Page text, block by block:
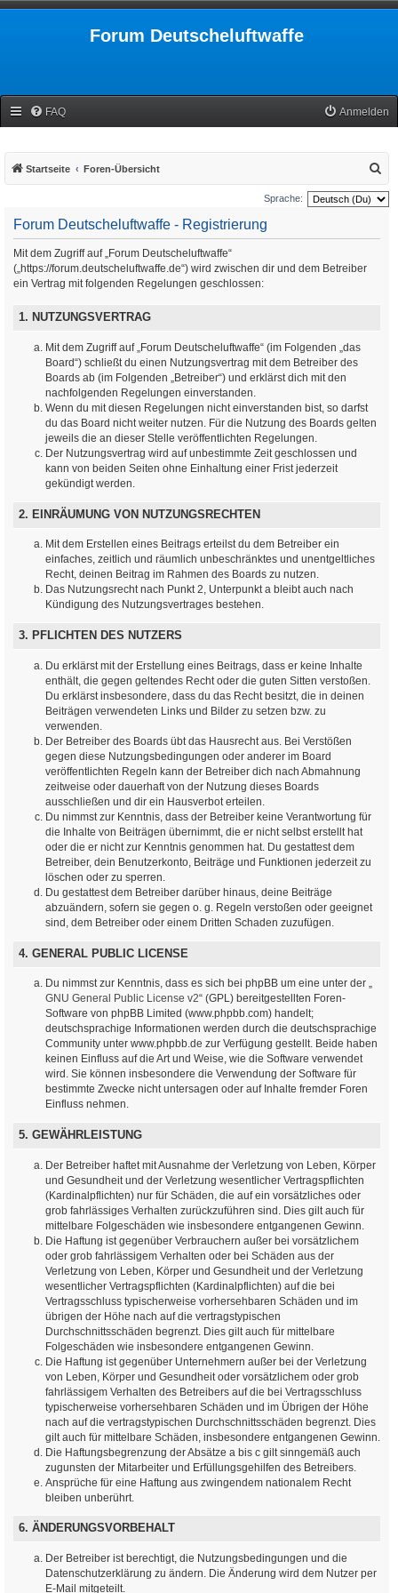
Forum Deutscheluftwaffe
FAQ Anmelden
Startseite Foren-Übersicht
u
c
Sprache:
Forum Deutscheluftwaffe - Registrierung
Mit dem Zugriff auf „Forum Deutscheluftwaffe“
(„https://forum.deutscheluftwaffe.de“) wird zwischen dir und dem Betreiber
ein Vertrag mit folgenden Regelungen geschlossen:
1. NUTZUNGSVERTRAG
Mit dem Zugriff auf „Forum Deutscheluftwaffe“ (im Folgenden „das
Board“) schließt du einen Nutzungsvertrag mit dem Betreiber des
Boards ab (im Folgenden „Betreiber“) und erklärst dich mit den
nachfolgenden Regelungen einverstanden.
Wenn du mit diesen Regelungen nicht einverstanden bist, so darfst
du das Board nicht weiter nutzen. Für die Nutzung des Boards gelten
jeweils die an dieser Stelle veröffentlichten Regelungen.
Der Nutzungsvertrag wird auf unbestimmte Zeit geschlossen und
kann von beiden Seiten ohne Einhaltung einer Frist jederzeit
gekündigt werden.
2. EINRÄUMUNG VON NUTZUNGSRECHTEN
Mit dem Erstellen eines Beitrags erteilst du dem Betreiber ein
einfaches, zeitlich und räumlich unbeschränktes und unentgeltliches
Recht, deinen Beitrag im Rahmen des Boards zu nutzen.
Das Nutzungsrecht nach Punkt 2, Unterpunkt a bleibt auch nach
Kündigung des Nutzungsvertrages bestehen.
3. PFLICHTEN DES NUTZERS
Du erklärst mit der Erstellung eines Beitrags, dass er keine Inhalte
enthält, die gegen geltendes Recht oder die guten Sitten verstoßen.
Du erklärst insbesondere, dass du das Recht besitzt, die in deinen
Beiträgen verwendeten Links und Bilder zu setzen bzw. zu
verwenden.
Der Betreiber des Boards übt das Hausrecht aus. Bei Verstößen
gegen diese Nutzungsbedingungen oder anderer im Board
veröffentlichten Regeln kann der Betreiber dich nach Abmahnung
zeitweise oder dauerhaft von der Nutzung dieses Boards
ausschließen und dir ein Hausverbot erteilen.
Du nimmst zur Kenntnis, dass der Betreiber keine Verantwortung für
die Inhalte von Beiträgen übernimmt, die er nicht selbst erstellt hat
oder die er nicht zur Kenntnis genommen hat. Du gestattest dem
Betreiber, dein Benutzerkonto, Beiträge und Funktionen jederzeit zu
löschen oder zu sperren.
Du gestattest dem Betreiber darüber hinaus, deine Beiträge
abzuändern, sofern sie gegen o. g. Regeln verstoßen oder geeignet
sind, dem Betreiber oder einem Dritten Schaden zuzufügen.
4. GENERAL PUBLIC LICENSE
Du nimmst zur Kenntnis, dass es sich bei phpBB um eine unter der „
GNU General Public License v2“ (GPL) bereitgestellten Foren-
Software von phpBB Limited (www.phpbb.com) handelt;
deutschsprachige Informationen werden durch die deutschsprachige
Community unter www.phpbb.de zur Verfügung gestellt. Beide haben
keinen Einfluss auf die Art und Weise, wie die Software verwendet
wird. Sie können insbesondere die Verwendung der Software für
bestimmte Zwecke nicht untersagen oder auf Inhalte fremder Foren
Einfluss nehmen.
5. GEWÄHRLEISTUNG
Der Betreiber haftet mit Ausnahme der Verletzung von Leben, Körper
und Gesundheit und der Verletzung wesentlicher Vertragspflichten
(Kardinalpflichten) nur für Schäden, die auf ein vorsätzliches oder
grob fahrlässiges Verhalten zurückzuführen sind. Dies gilt auch für
mittelbare Folgeschäden wie insbesondere entgangenen Gewinn.
Die Haftung ist gegenüber Verbrauchern außer bei vorsätzlichem
oder grob fahrlässigem Verhalten oder bei Schäden aus der
Verletzung von Leben, Körper und Gesundheit und der Verletzung
wesentlicher Vertragspflichten (Kardinalpflichten) auf die bei
Vertragsschluss typischerweise vorhersehbaren Schäden und im
übrigen der Höhe nach auf die vertragstypischen
Durchschnittsschäden begrenzt. Dies gilt auch für mittelbare
Folgeschäden wie insbesondere entgangenen Gewinn.
Die Haftung ist gegenüber Unternehmern außer bei der Verletzung
von Leben, Körper und Gesundheit oder vorsätzlichem oder grob
fahrlässigem Verhalten des Betreibers auf die bei Vertragsschluss
typischerweise vorhersehbaren Schäden und im Übrigen der Höhe
nach auf die vertragstypischen Durchschnittsschäden begrenzt. Dies
gilt auch für mittelbare Schäden, insbesondere entgangenen Gewinn.
Die Haftungsbegrenzung der Absätze a bis c gilt sinngemäß auch
zugunsten der Mitarbeiter und Erfüllungsgehilfen des Betreibers.
Ansprüche für eine Haftung aus zwingendem nationalem Recht
bleiben unberührt.
6. ÄNDERUNGSVORBEHALT
Der Betreiber ist berechtigt, die Nutzungsbedingungen und die
Datenschutzerklärung zu ändern. Die Änderung wird dem Nutzer per
E-Mail mitgeteilt.